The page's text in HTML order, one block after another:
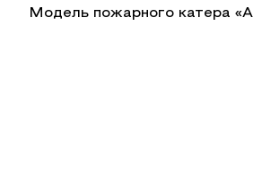
Модель пожарного катера